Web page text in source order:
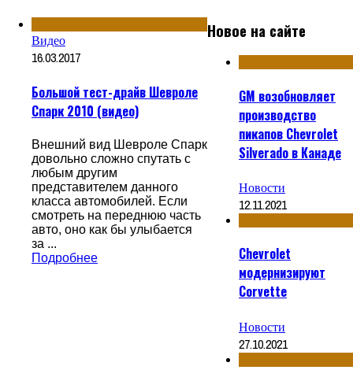
Видео
16.03.2017
Большой тест-драйв Шевроле
Спарк 2010 (видео)
Внешний вид Шевроле Спарк
довольно сложно спутать с
любым другим
представителем данного
класса автомобилей. Если
смотреть на переднюю часть
авто, оно как бы улыбается
за ...
Подробнее
Новое на сайте
GM возобновляет
производство
пикапов Chevrolet
Silverado в Канаде
Новости
12.11.2021
Chevrolet
модернизируют
Corvette
Новости
27.10.2021